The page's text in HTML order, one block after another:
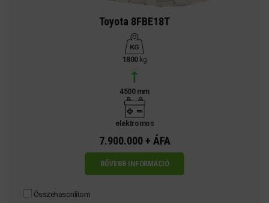
Toyota 8FBE18T
1800kg
4500 mm
elektromos
7.900.000 + ÁFA
BŐVEBB INFORMÁCIÓ
Összehasonlítom